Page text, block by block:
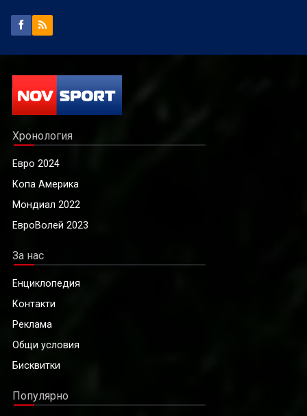
Хронология
Евро 2024
Копа Америка
Мондиал 2022
ЕвроВолей 2023
За нас
Енциклопедия
Контакти
Реклама
Общи условия
Бисквитки
Популярно